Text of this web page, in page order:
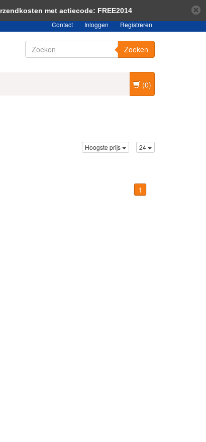
Contact Inloggen Registreren
Zoeken
(0)
Hoogste prijs 24
1
Meer over cookies »
met actiecode: FREE2014